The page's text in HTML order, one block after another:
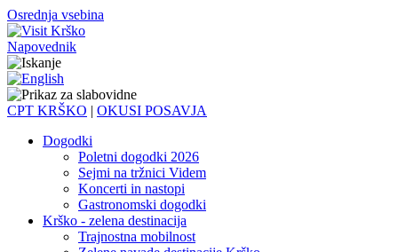
Osrednja vsebina
Napovednik
CPT KRŠKO | OKUSI POSAVJA
Dogodki
Poletni dogodki 2026
Sejmi na tržnici Videm
Koncerti in nastopi
Gastronomski dogodki
Krško - zelena destinacija
Trajnostna mobilnost